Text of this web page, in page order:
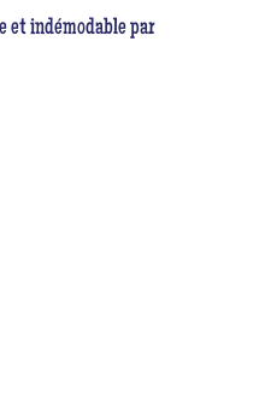
et indémodable par